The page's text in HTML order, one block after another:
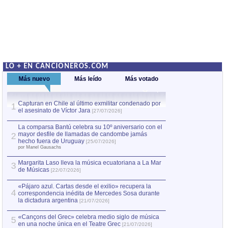
LO + EN CANCIONEROS.COM
Más nuevo Más leído Más votado
1 Capturan en Chile al último exmilitar condenado por
el asesinato de Víctor Jara [27/07/2026]
2
La comparsa Bantú celebra su 10º aniversario con el
mayor desfile de llamadas de candombe jamás
hecho fuera de Uruguay [25/07/2026]
por Manel Gausachs
3 Margarita Laso lleva la música ecuatoriana a La Mar
de Músicas [22/07/2026]
4
«Pájaro azul. Cartas desde el exilio» recupera la
correspondencia inédita de Mercedes Sosa durante
la dictadura argentina [21/07/2026]
5 «Cançons del Grec» celebra medio siglo de música
en una noche única en el Teatre Grec [21/07/2026]